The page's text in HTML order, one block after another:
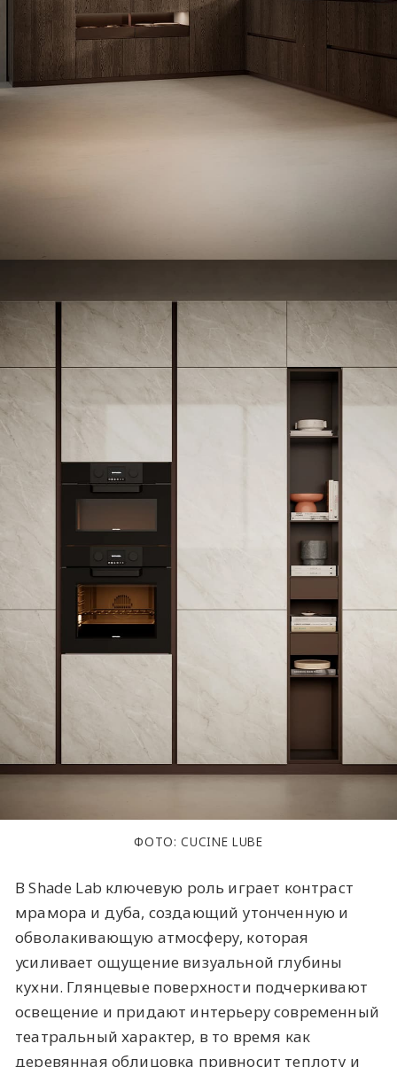
ФОТО: CUCINE LUBE
В Shade Lab ключевую роль играет контраст
мрамора и дуба, создающий утонченную и
обволакивающую атмосферу, которая
усиливает ощущение визуальной глубины
кухни. Глянцевые поверхности подчеркивают
освещение и придают интерьеру современный
театральный характер, в то время как
деревянная облицовка привносит теплоту и